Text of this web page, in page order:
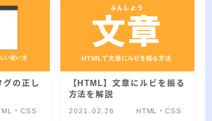
。
ィールを見る
はこちら
グの正し
・CSS
【HTML】文章にルビを振る
方法を解説
2021.02.26 HTML・CSS